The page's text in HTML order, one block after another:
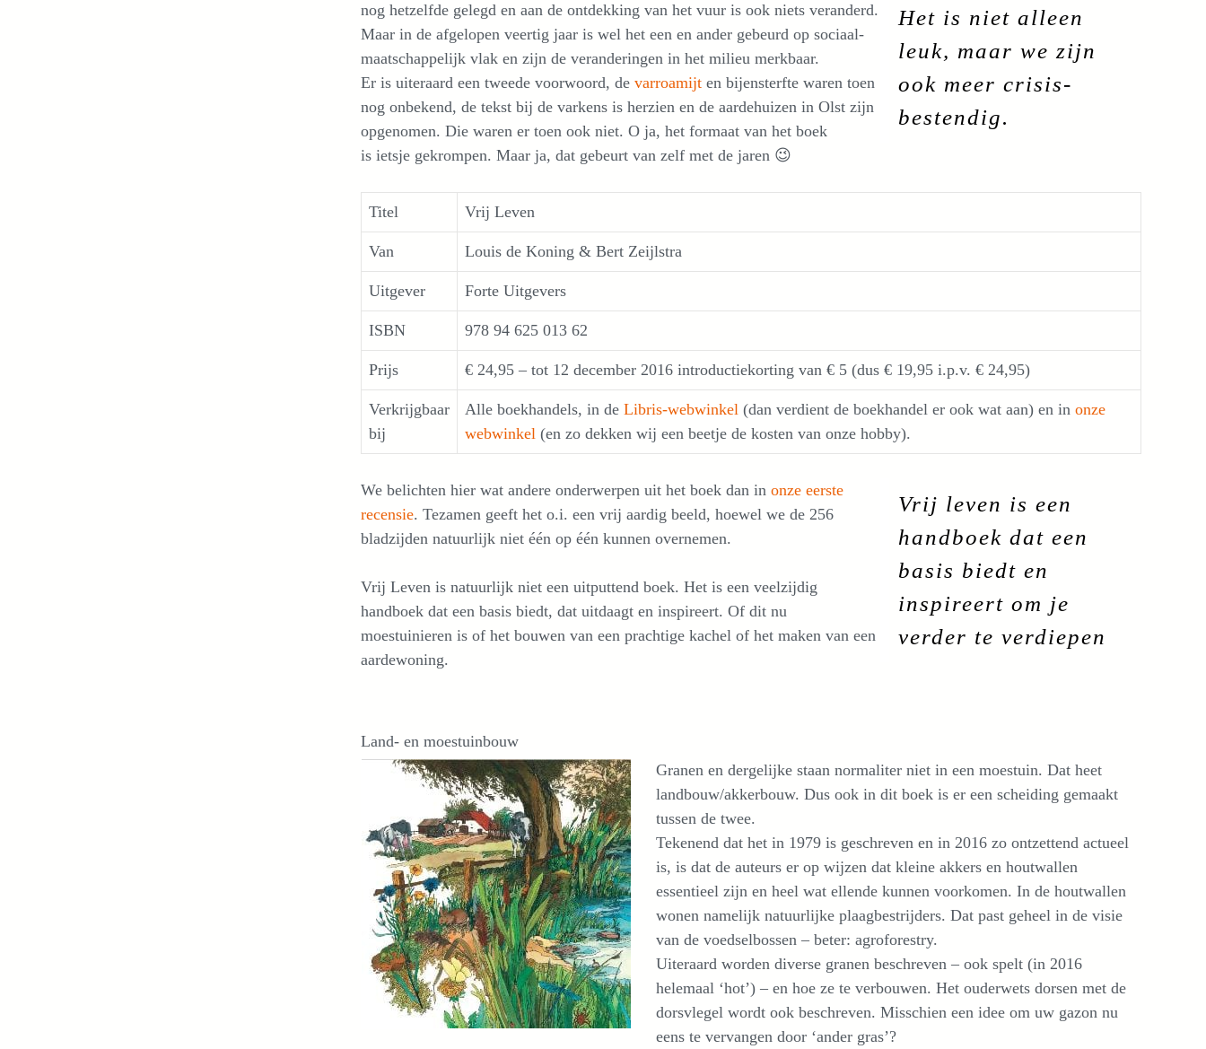
Het is niet alleen
leuk, maar we zijn
ook meer crisis-
bestendig.
nog hetzelfde gelegd en aan de ontdekking van het vuur is ook niets veranderd.
Maar in de afgelopen veertig jaar is wel het een en ander gebeurd op sociaal-
maatschappelijk vlak en zijn de veranderingen in het milieu merkbaar.
Er is uiteraard een tweede voorwoord, de varroamijt en bijensterfte waren toen
nog onbekend, de tekst bij de varkens is herzien en de aardehuizen in Olst zijn
opgenomen. Die waren er toen ook niet. O ja, het formaat van het boek
is ietsje gekrompen. Maar ja, dat gebeurt van zelf met de jaren 😉
Titel Vrij Leven
Van Louis de Koning & Bert Zeijlstra
Uitgever Forte Uitgevers
ISBN 978 94 625 013 62
Prijs € 24,95 – tot 12 december 2016 introductiekorting van € 5 (dus € 19,95 i.p.v. € 24,95)
Verkrijgbaar
bij
Alle boekhandels, in de Libris-webwinkel (dan verdient de boekhandel er ook wat aan) en in onze
webwinkel (en zo dekken wij een beetje de kosten van onze hobby).
Vrij leven is een
handboek dat een
basis biedt en
inspireert om je
verder te verdiepen
We belichten hier wat andere onderwerpen uit het boek dan in onze eerste
recensie. Tezamen geeft het o.i. een vrij aardig beeld, hoewel we de 256
bladzijden natuurlijk niet één op één kunnen overnemen.
Vrij Leven is natuurlijk niet een uitputtend boek. Het is een veelzijdig
handboek dat een basis biedt, dat uitdaagt en inspireert. Of dit nu
moestuinieren is of het bouwen van een prachtige kachel of het maken van een
aardewoning.
Land- en moestuinbouw
Granen en dergelijke staan normaliter niet in een moestuin. Dat heet
landbouw/akkerbouw. Dus ook in dit boek is er een scheiding gemaakt
tussen de twee.
Tekenend dat het in 1979 is geschreven en in 2016 zo ontzettend actueel
is, is dat de auteurs er op wijzen dat kleine akkers en houtwallen
essentieel zijn en heel wat ellende kunnen voorkomen. In de houtwallen
wonen namelijk natuurlijke plaagbestrijders. Dat past geheel in de visie
van de voedselbossen – beter: agroforestry.
Uiteraard worden diverse granen beschreven – ook spelt (in 2016
helemaal ‘hot’) – en hoe ze te verbouwen. Het ouderwets dorsen met de
dorsvlegel wordt ook beschreven. Misschien een idee om uw gazon nu
eens te vervangen door ‘ander gras’?